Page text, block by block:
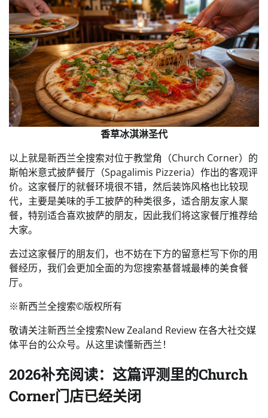
香草冰淇淋圣代
以上就是新西兰全搜索对位于教堂角（Church Corner）的
斯帕米意式披萨餐厅（Spagalimis Pizzeria）作出的客观评
价。这家餐厅的就餐环境很不错，然后装饰风格也比较现
代，主要是美味的手工披萨的种类很多，适合朋友家人聚
餐，特别适合喜欢披萨的朋友，因此我们将这家餐厅推荐给
大家。
去过这家餐厅的朋友们，也不妨在下方的留意栏写下你的用
餐经历，我们会更加全面的为您搜索基督城最棒的美食餐
厅。
※新西兰全搜索©️版权所有
敬请关注新西兰全搜索New Zealand Review 在各大社交媒
体平台的公众号。从这里读懂新西兰！️
2026补充阅读：这篇评测里的Church
Corner门店已经关闭